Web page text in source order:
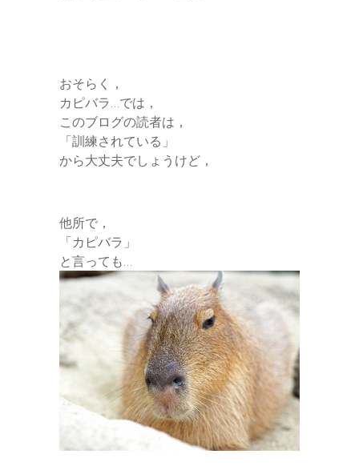
おそらく，
カピバラ…では，
このブログの読者は，
「訓練されている」
から大丈夫でしょうけど，
他所で，
「カピバラ」
と言っても…